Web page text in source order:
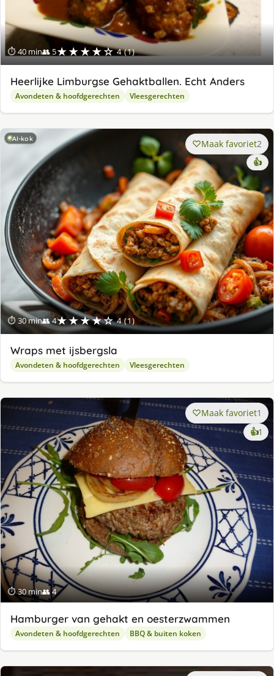
⏱ 40 min👥 5★★★★☆ 4 (1)
Heerlijke Limburgse Gehaktballen. Echt Anders
Avondeten & hoofdgerechten Vleesgerechten
AI-kok
⏱ 30 min👥 4★★★★☆ 4 (1)
Maak favoriet2
👍
Wraps met ijsbergsla
Avondeten & hoofdgerechten Vleesgerechten
⏱ 30 min👥 4
Maak favoriet1
👍1
Hamburger van gehakt en oesterzwammen
Avondeten & hoofdgerechten BBQ & buiten koken